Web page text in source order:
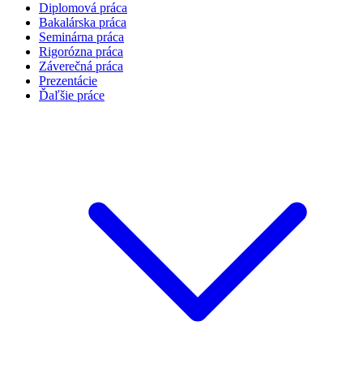
Diplomová práca
Bakalárska práca
Seminárna práca
Rigorózna práca
Záverečná práca
Prezentácie
Ďaľšie práce